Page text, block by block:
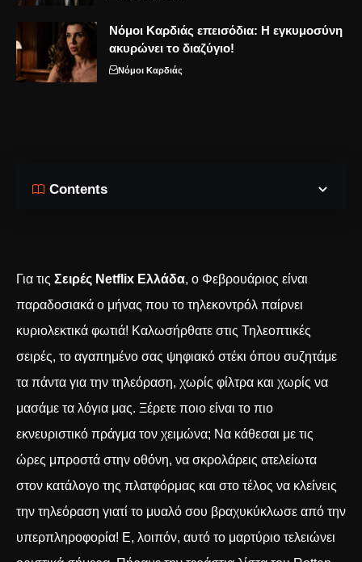
Νόμοι Καρδιάς επεισόδια: Η εγκυμοσύνη
ακυρώνει το διαζύγιο!
Νόμοι Καρδιάς
Contents
Για τις Σειρές Netflix Ελλάδα, ο Φεβρουάριος είναι
παραδοσιακά ο μήνας που το τηλεκοντρόλ παίρνει
κυριολεκτικά φωτιά! Καλωσήρθατε στις Τηλεοπτικές
σειρές, το αγαπημένο σας ψηφιακό στέκι όπου συζητάμε
τα πάντα για την τηλεόραση, χωρίς φίλτρα και χωρίς να
μασάμε τα λόγια μας. Ξέρετε ποιο είναι το πιο
εκνευριστικό πράγμα τον χειμώνα; Να κάθεσαι με τις
ώρες μπροστά στην οθόνη, να σκρολάρεις ατελείωτα
στον κατάλογο της πλατφόρμας και στο τέλος να κλείνεις
την τηλεόραση γιατί το μυαλό σου βραχυκύκλωσε από την
υπερπληροφορία! Ε, λοιπόν, αυτό το μαρτύριο τελειώνει